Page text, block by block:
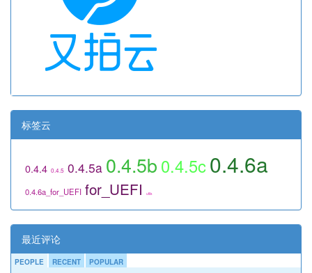
标签云
0.4.4 0.4.5 0.4.5a 0.4.5b 0.4.5c0.4.6a
0.4.6a_for_UEFI for_UEFI utils
最近评论
PEOPLE RECENT POPULAR